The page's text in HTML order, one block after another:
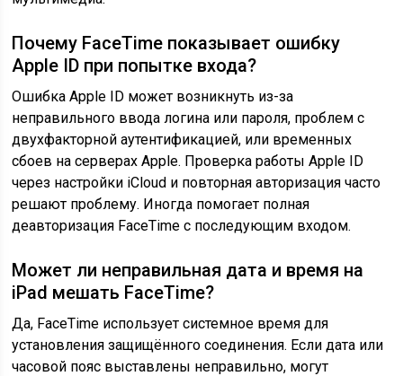
Почему FaceTime показывает ошибку
Apple ID при попытке входа?
Ошибка Apple ID может возникнуть из-за
неправильного ввода логина или пароля, проблем с
двухфакторной аутентификацией, или временных
сбоев на серверах Apple. Проверка работы Apple ID
через настройки iCloud и повторная авторизация часто
решают проблему. Иногда помогает полная
деавторизация FaceTime с последующим входом.
Может ли неправильная дата и время на
iPad мешать FaceTime?
Да, FaceTime использует системное время для
установления защищённого соединения. Если дата или
часовой пояс выставлены неправильно, могут